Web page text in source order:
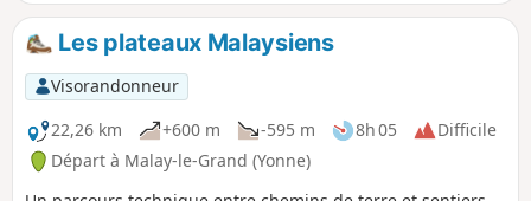
découverte de Malay-le-Grand et de
l'aqueduc de la Vanne. Une bonne
occasion de se rappeler que certains
cours d'eau du Sénonais alimentent
Paris en eau potable.
Les plateaux Malaysiens
Visorandonneur
22,26 km
+600 m -595 m 8h 05
Difficile
Départ à Malay-le-Grand (Yonne)